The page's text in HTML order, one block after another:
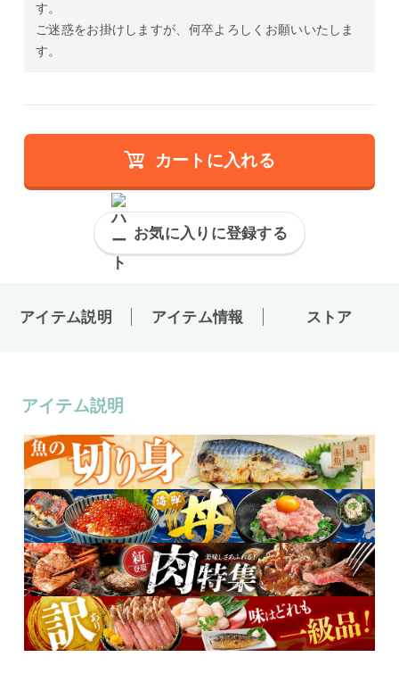
す。
ご迷惑をお掛けしますが、何卒よろしくお願いいたしま
す。
カートに入れる
お気に入りに登録する
アイテム説明 アイテム情報 ストア
アイテム説明